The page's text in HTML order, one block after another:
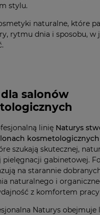
stylu.
naturalne, które
rytmu dnia i sposobu, w
salonów
linię Naturys
szukają skutecznej,
pielęgnacji gabinetowej.
na starannie
naturalnego i
z komfortem
Naturys obejmuje